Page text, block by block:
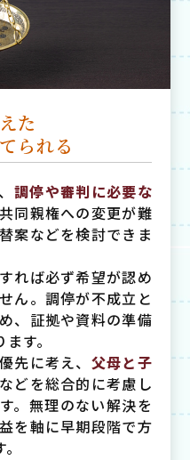
た
られる
調停や審判に必要な
同親権への変更が難
案などを検討できま
れば必ず希望が認め
ん。調停が不成立と
、証拠や資料の準備
す。
先に考え、 父母と子
などを総合的に考慮し
。無理のない解決を
を軸に早期段階で方